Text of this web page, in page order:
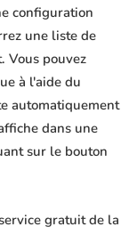
configuration
une liste de
Vous pouvez
à l'aide du
automatiquement
dans une
sur le bouton
gratuit de la